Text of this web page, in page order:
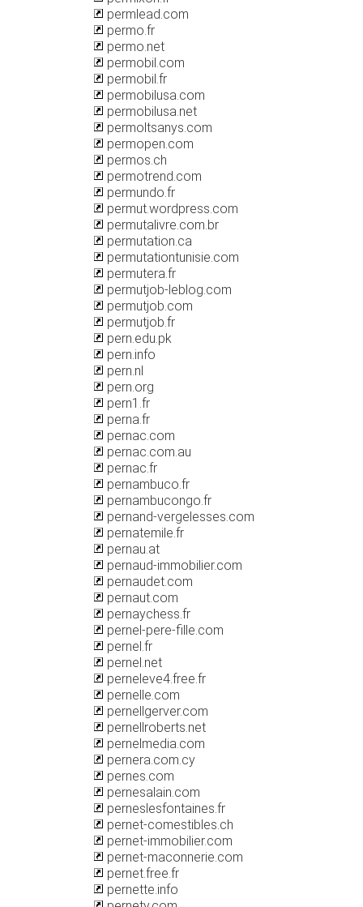
permlead.com
permo.fr
permo.net
permobil.com
permobil.fr
permobilusa.com
permobilusa.net
permoltsanys.com
permopen.com
permos.ch
permotrend.com
permundo.fr
permut.wordpress.com
permutalivre.com.br
permutation.ca
permutationtunisie.com
permutera.fr
permutjob-leblog.com
permutjob.com
permutjob.fr
pern.edu.pk
pern.info
pern.nl
pern.org
pern1.fr
perna.fr
pernac.com
pernac.com.au
pernac.fr
pernambuco.fr
pernambucongo.fr
pernand-vergelesses.com
pernatemile.fr
pernau.at
pernaud-immobilier.com
pernaudet.com
pernaut.com
pernaychess.fr
pernel-pere-fille.com
pernel.fr
pernel.net
perneleve4.free.fr
pernelle.com
pernellgerver.com
pernellroberts.net
pernelmedia.com
pernera.com.cy
pernes.com
pernesalain.com
perneslesfontaines.fr
pernet-comestibles.ch
pernet-immobilier.com
pernet-maconnerie.com
pernet.free.fr
pernette.info